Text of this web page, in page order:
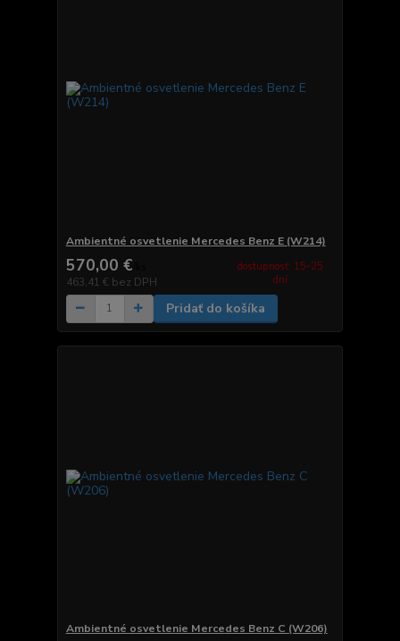
Ambientné osvetlenie Mercedes Benz E (W214)
570,00 €
463,41 € bez DPH
dostupnosť: 15-25
dní
Pridať do košíka
Ambientné osvetlenie Mercedes Benz C (W206)